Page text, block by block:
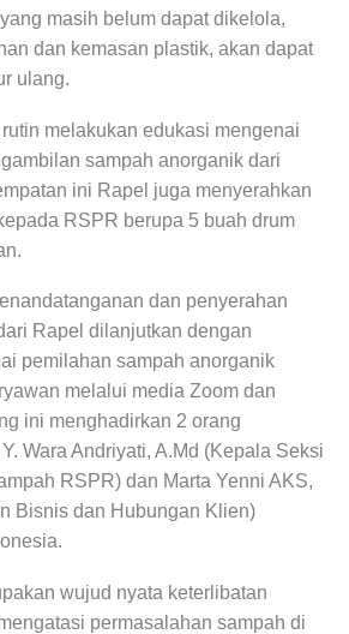
masih belum dapat dikelola,
dan kemasan plastik, akan dapat
ulang.
melakukan edukasi mengenai
sampah anorganik dari
ini Rapel juga menyerahkan
RSPR berupa 5 buah drum
dan penyerahan
Rapel dilanjutkan dengan
pemilahan sampah anorganik
melalui media Zoom dan
ini menghadirkan 2 orang
Wara Andriyati, A.Md (Kepala Seksi
RSPR) dan Marta Yenni AKS,
Bisnis dan Hubungan Klien)
wujud nyata keterlibatan
permasalahan sampah di